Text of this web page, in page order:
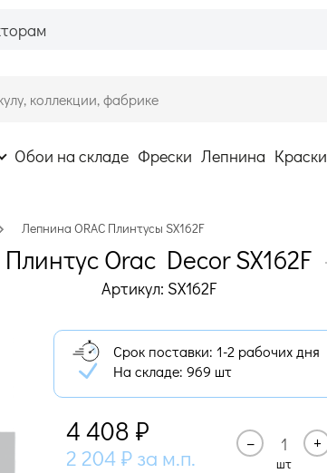
Обои на складе Фрески Лепнина Краски
Лепнина ORAC Плинтусы SX162F
Плинтус Orac Decor SX162F
Артикул: SX162F
Срок поставки: 1-2 рабочих дня
На складе: 969 шт
4 408 ₽
2 204 ₽ за м.п.
–
шт
+